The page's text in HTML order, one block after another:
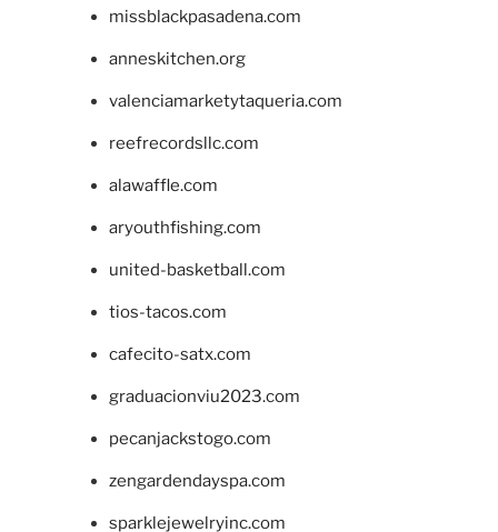
missblackpasadena.com
anneskitchen.org
valenciamarketytaqueria.com
reefrecordsllc.com
alawaffle.com
aryouthfishing.com
united-basketball.com
tios-tacos.com
cafecito-satx.com
graduacionviu2023.com
pecanjackstogo.com
zengardendayspa.com
sparklejewelryinc.com